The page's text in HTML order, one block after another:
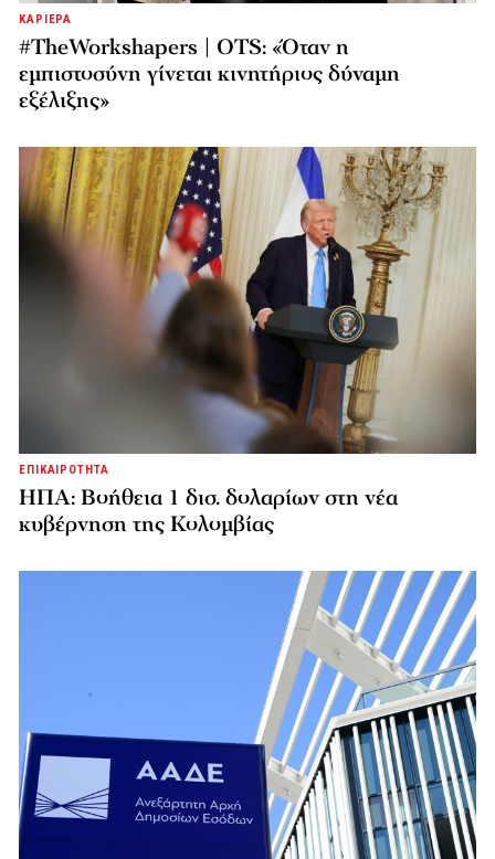
ΚΑΡΙΕΡΑ
#TheWorkshapers | OTS: «Όταν η
εμπιστοσύνη γίνεται κινητήριος δύναμη
εξέλιξης»
ΕΠΙΚΑΙΡΟΤΗΤΑ
ΗΠΑ: Βοήθεια 1 δισ. δολαρίων στη νέα
κυβέρνηση της Κολομβίας